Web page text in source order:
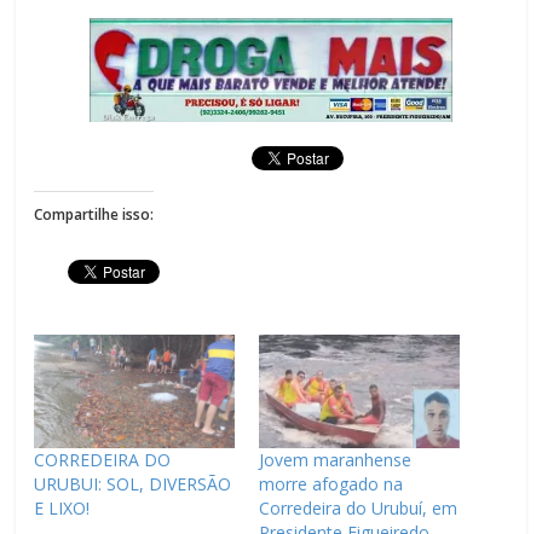
Compartilhe isso:
CORREDEIRA DO
URUBUI: SOL, DIVERSÃO
E LIXO!
Jovem maranhense
morre afogado na
Corredeira do Urubuí, em